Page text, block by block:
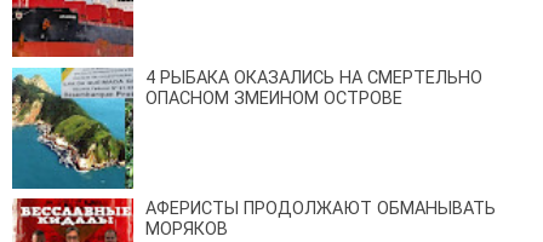
4 РЫБАКА ОКАЗАЛИСЬ НА СМЕРТЕЛЬНО
ОПАСНОМ ЗМЕИНОМ ОСТРОВЕ
АФЕРИСТЫ ПРОДОЛЖАЮТ ОБМАНЫВАТЬ
МОРЯКОВ